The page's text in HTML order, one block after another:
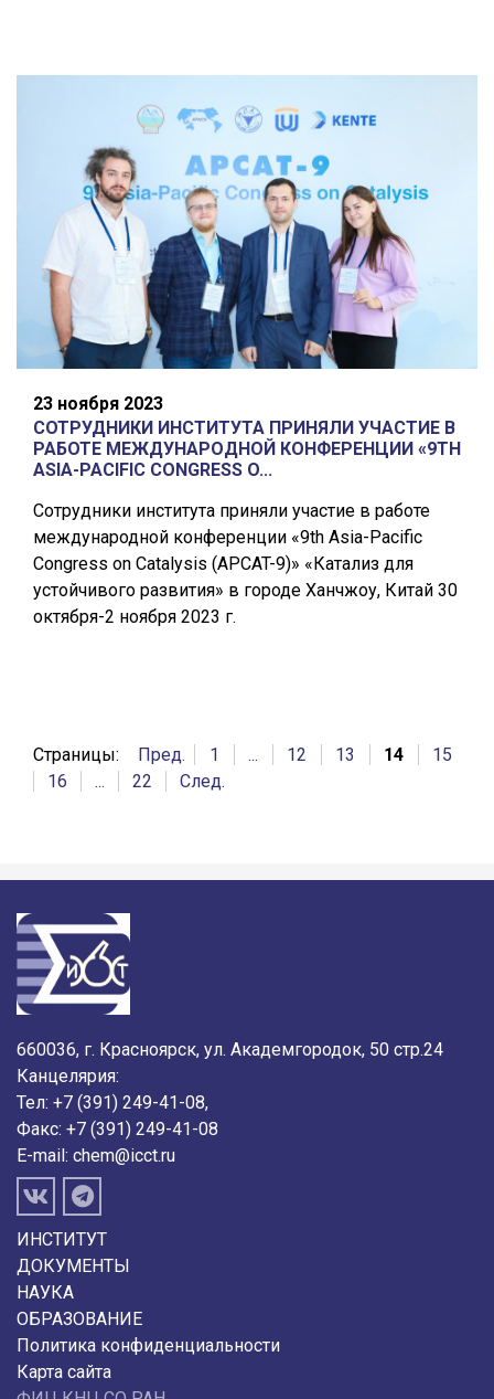
23 ноября 2023
СОТРУДНИКИ ИНСТИТУТА ПРИНЯЛИ УЧАСТИЕ В
РАБОТЕ МЕЖДУНАРОДНОЙ КОНФЕРЕНЦИИ «9TH
ASIA-PACIFIC CONGRESS O...
Сотрудники института приняли участие в работе
международной конференции «9th Asia-Pacific
Congress on Catalysis (APCAT-9)» «Катализ для
устойчивого развития» в городе Ханчжоу, Китай 30
октября-2 ноября 2023 г.
Страницы: Пред. 1 ... 12 13 14
15
16
... 22 След.
660036, г. Красноярск, ул. Академгородок, 50 стр.24
Канцелярия:
Тел: +7 (391) 249-41-08,
Факс: +7 (391) 249-41-08
E-mail: chem@icct.ru
ИНСТИТУТ
ДОКУМЕНТЫ
НАУКА
ОБРАЗОВАНИЕ
Политика конфиденциальности
Карта сайта